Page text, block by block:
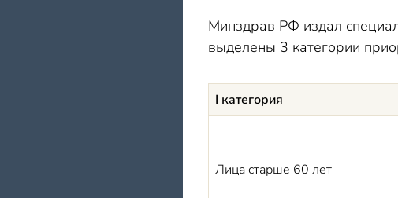
Минздрав РФ издал
выделены 3 категории
I категория
Лица старше 60 лет